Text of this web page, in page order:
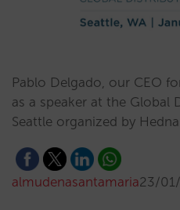
Pablo Delgado, our CEO
as a speaker at the Global
Seattle organized by
almudenasantamaria23/